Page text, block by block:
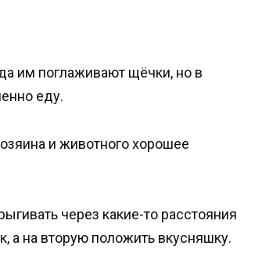
им поглаживают щёчки, но в
еду.
и животного хорошее
через какие-то расстояния
а на вторую положить вкусняшку.